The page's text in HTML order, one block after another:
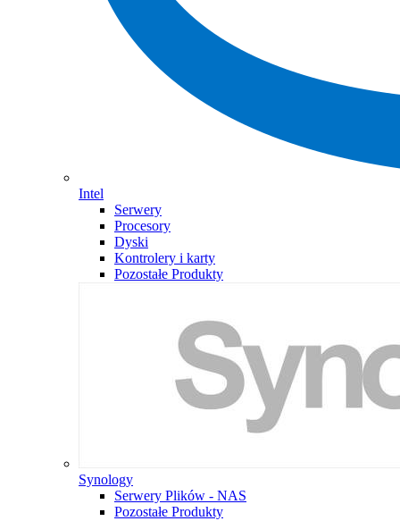
Intel
Serwery
Procesory
Dyski
Kontrolery i karty
Pozostałe Produkty
Synology
Serwery Plików - NAS
Pozostałe Produkty